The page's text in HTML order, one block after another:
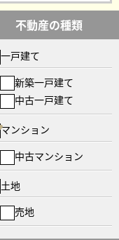
不動産の種類
一戸建て
新築一戸建て
中古一戸建て
マンション
中古マンション
土地
売地